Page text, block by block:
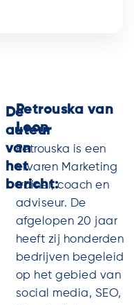
De
auteur
van
het
bericht:
Petrouska van
Loon
Petrouska is een
ervaren Marketing
trainer, coach en
adviseur. De
afgelopen 20 jaar
heeft zij honderden
bedrijven begeleid
op het gebied van
social media, SEO,